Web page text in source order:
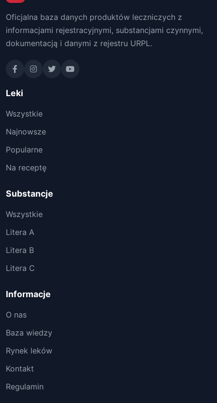
Oficjalna baza danych produktów leczniczych z
informacjami rejestracyjnymi, substancjami czynnymi,
dokumentacją i danymi z rejestru URPL.
Leki
Wszystkie
Najnowsze
Popularne
Na receptę
Substancje
Wszystkie
Litera A
Litera B
Litera C
Informacje
O nas
Baza wiedzy
Rynek leków
Kontakt
Regulamin